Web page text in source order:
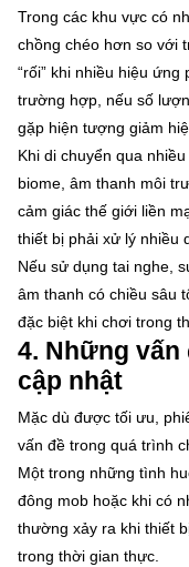
Trong các khu vực có
chồng chéo hơn so với
“rối” khi nhiều hiệu
trường hợp, nếu số
gặp hiện tượng giảm
Khi di chuyển qua
biome, âm thanh môi
cảm giác thế giới liền
thiết bị phải xử lý nhiều
Nếu sử dụng tai nghe,
âm thanh có chiều sâu
đặc biệt khi chơi trong
4. Những vấn
cập nhật
Mặc dù được tối ưu,
vấn đề trong quá trình
Một trong những tình
đông mob hoặc khi có
thường xảy ra khi thiết
trong thời gian thực.